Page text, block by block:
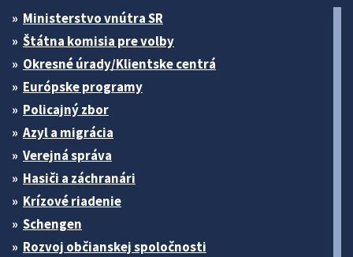
Ministerstvo vnútra SR
Štátna komisia pre volby
Okresné úrady/Klientske centrá
Európske programy
Policajný zbor
Azyl a migrácia
Verejná správa
Hasiči a záchranári
Krízové riadenie
Schengen
Rozvoj občianskej spoločnosti